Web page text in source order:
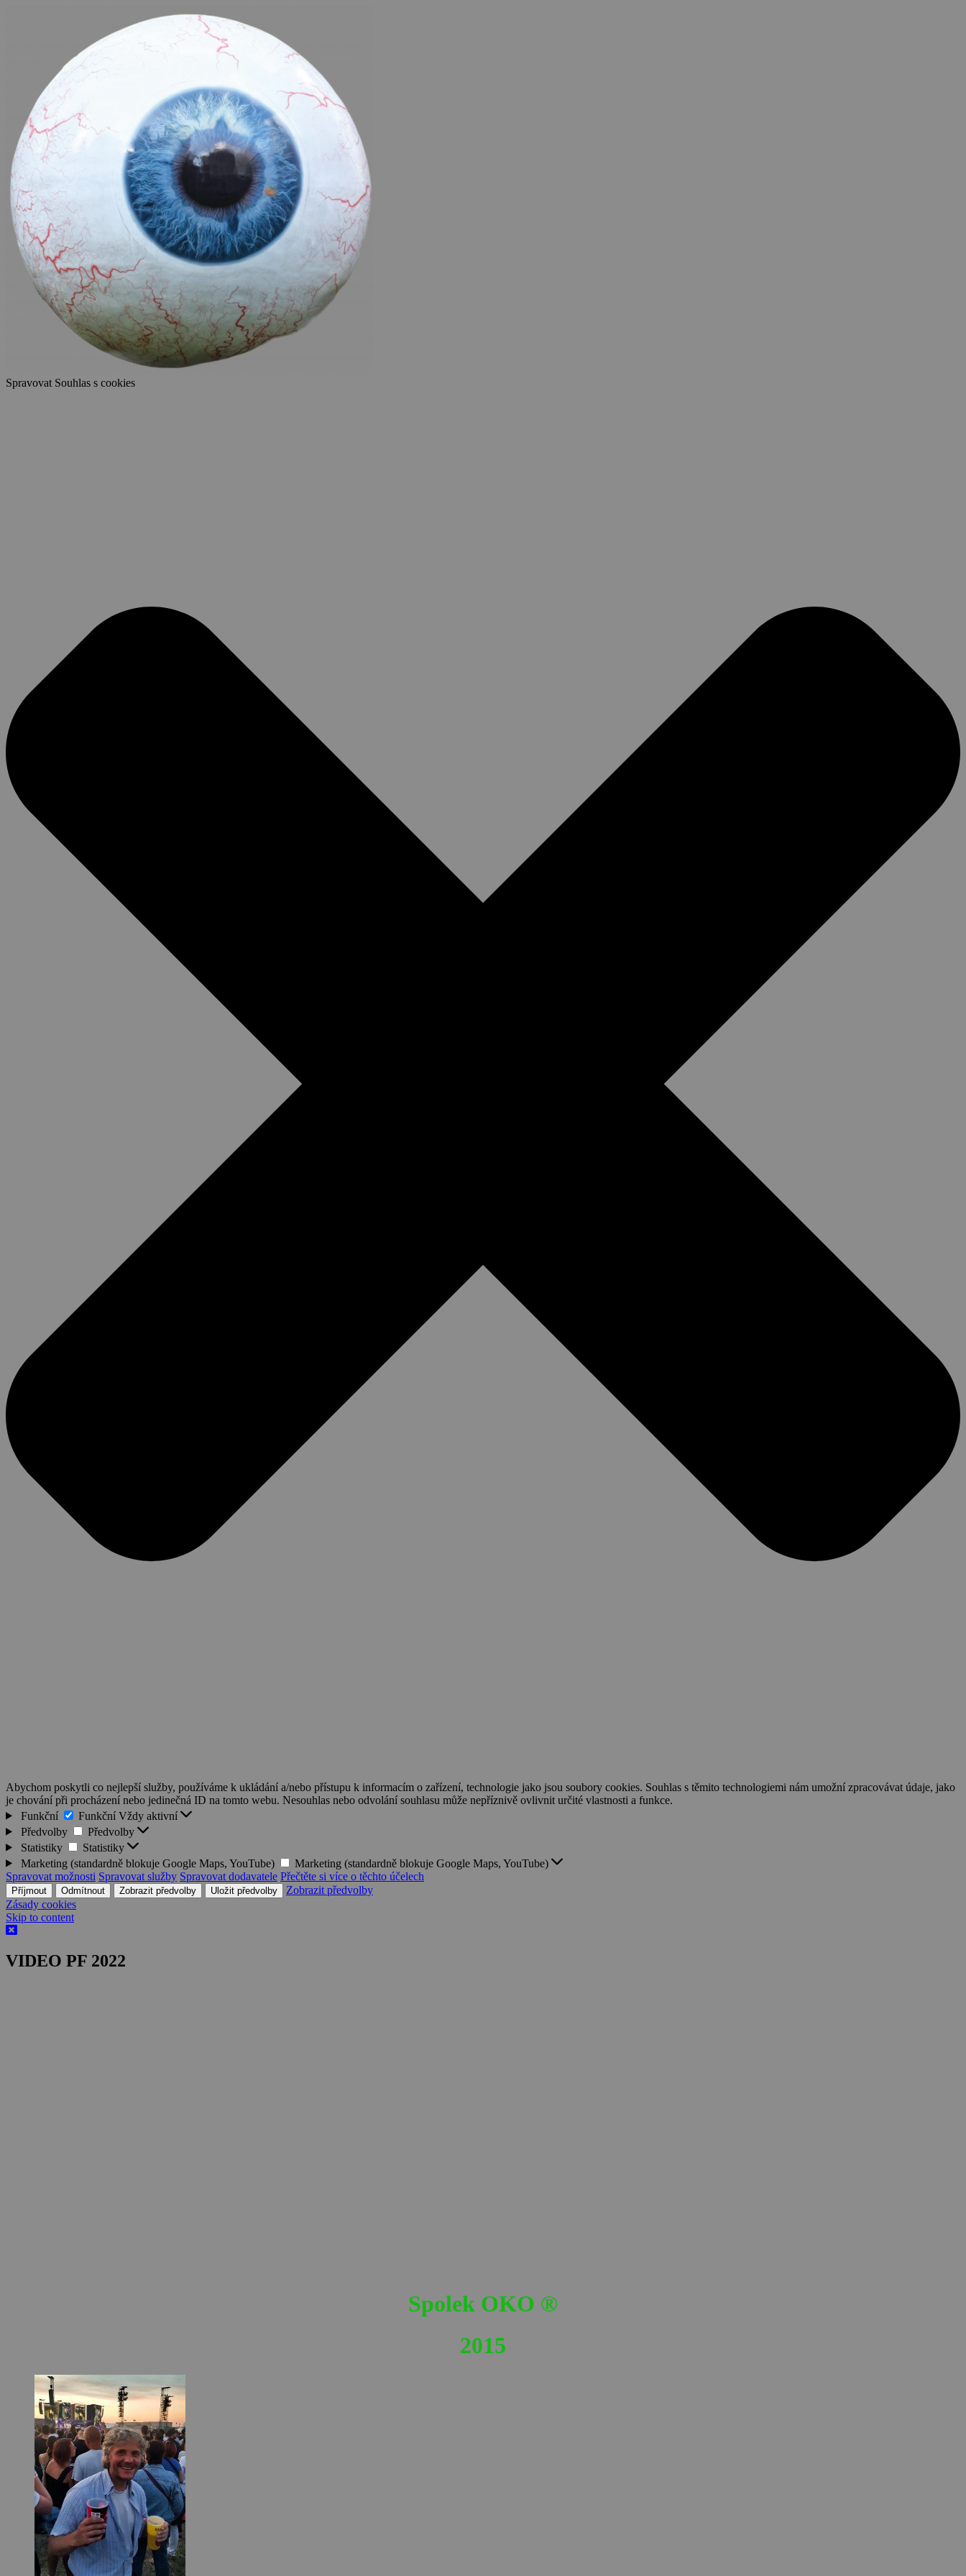
Spravovat Souhlas s cookies
Abychom poskytli co nejlepší služby, používáme k ukládání a/nebo přístupu k informacím o zařízení, technologie jako jsou soubory cookies. Souhlas s těmito technologiemi nám umožní zpracovávat údaje, jako
je chování při procházení nebo jedinečná ID na tomto webu. Nesouhlas nebo odvolání souhlasu může nepříznivě ovlivnit určité vlastnosti a funkce.
Funkční
FunkčníVždy aktivní
Předvolby
Předvolby
Statistiky
Statistiky
Marketing (standardně blokuje Google Maps, YouTube)
Marketing (standardně blokuje Google Maps, YouTube)
Spravovat možnosti Spravovat služby Spravovat dodavatele Přečtěte si více o těchto účelech
Příjmout Odmítnout Zobrazit předvolby Uložit předvolby
Zobrazit předvolby
Zásady cookies
Skip to content
VIDEO PF 2022
Spolek OKO ®
2015